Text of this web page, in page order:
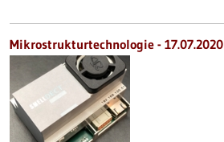
Mikrostrukturtechnologie - 17.07.2020